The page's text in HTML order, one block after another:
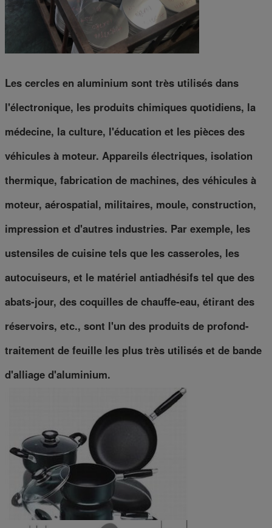
Les cercles en aluminium sont très utilisés dans
l'électronique, les produits chimiques quotidiens, la
médecine, la culture, l'éducation et les pièces des
véhicules à moteur. Appareils électriques, isolation
thermique, fabrication de machines, des véhicules à
moteur, aérospatial, militaires, moule, construction,
impression et d'autres industries. Par exemple, les
ustensiles de cuisine tels que les casseroles, les
autocuiseurs, et le matériel antiadhésifs tel que des
abats-jour, des coquilles de chauffe-eau, étirant des
réservoirs, etc., sont l'un des produits de profond-
traitement de feuille les plus très utilisés et de bande
d'alliage d'aluminium.